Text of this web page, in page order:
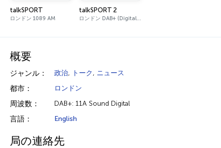
talkSPORT
ロンドン 1089 AM
talkSPORT 2
ロンドン DAB+ (Digital One)
概要
ジャンル： 政治, トーク, ニュース
都市： ロンドン
周波数： DAB+: 11A Sound Digital
言語： English
局の連絡先